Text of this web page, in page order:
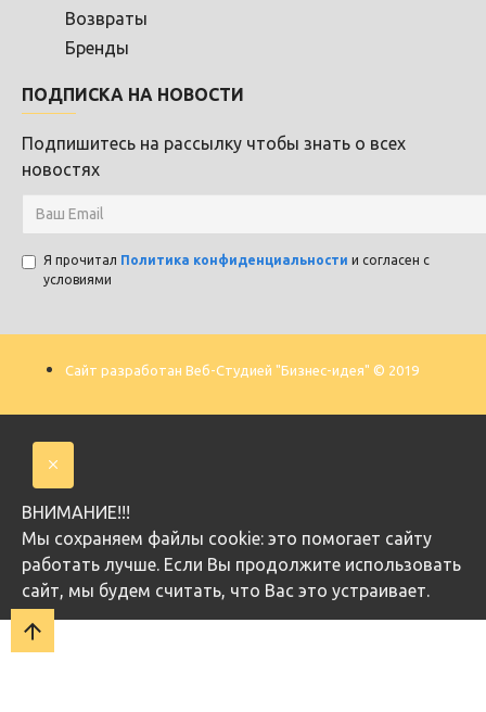
Возвраты
Бренды
ПОДПИСКА НА НОВОСТИ
Подпишитесь на рассылку чтобы знать о всех
новостях
Я прочитал Политика конфиденциальности и согласен с
условиями
Сайт разработан Веб-Студией "Бизнес-идея" © 2019
ВНИМАНИЕ!!!
Мы cохраняем файлы cookie: это помогает сайту
работать лучше. Если Вы продолжите использовать
сайт, мы будем считать, что Вас это устраивает.